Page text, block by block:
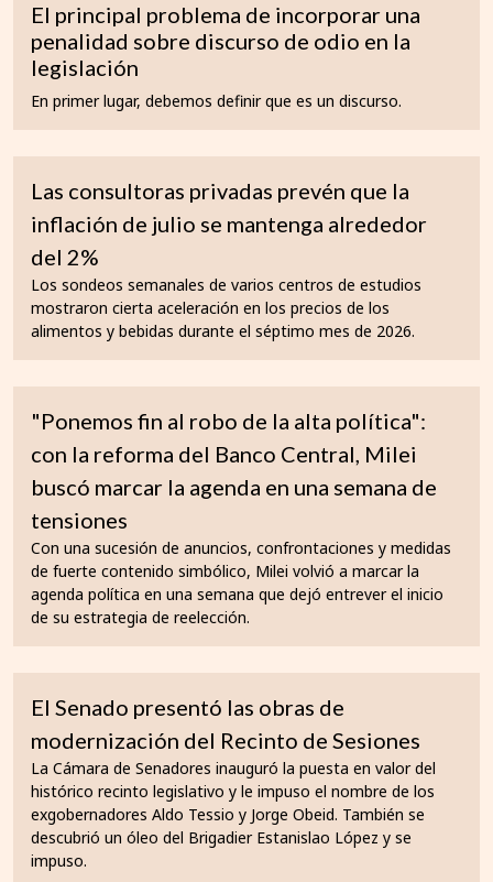
El principal problema de incorporar una
penalidad sobre discurso de odio en la
legislación
En primer lugar, debemos definir que es un discurso.
Las consultoras privadas prevén que la
inflación de julio se mantenga alrededor
del 2%
Los sondeos semanales de varios centros de estudios
mostraron cierta aceleración en los precios de los
alimentos y bebidas durante el séptimo mes de 2026.
"Ponemos fin al robo de la alta política":
con la reforma del Banco Central, Milei
buscó marcar la agenda en una semana de
tensiones
Con una sucesión de anuncios, confrontaciones y medidas
de fuerte contenido simbólico, Milei volvió a marcar la
agenda política en una semana que dejó entrever el inicio
de su estrategia de reelección.
El Senado presentó las obras de
modernización del Recinto de Sesiones
La Cámara de Senadores inauguró la puesta en valor del
histórico recinto legislativo y le impuso el nombre de los
exgobernadores Aldo Tessio y Jorge Obeid. También se
descubrió un óleo del Brigadier Estanislao López y se
impuso.